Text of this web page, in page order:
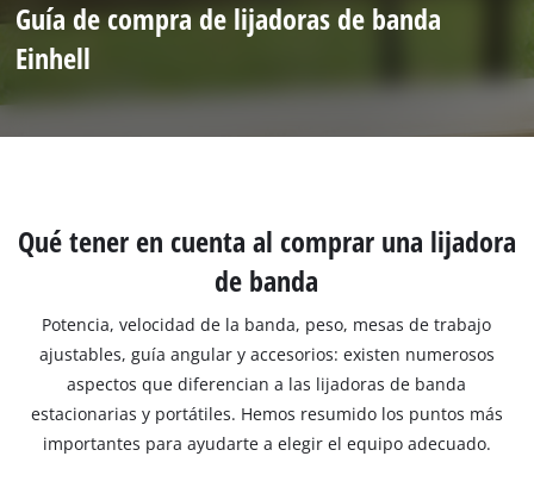
Guía de compra de lijadoras de banda
Einhell
Qué tener en cuenta al comprar una lijadora
de banda
Potencia, velocidad de la banda, peso, mesas de trabajo
ajustables, guía angular y accesorios: existen numerosos
aspectos que diferencian a las lijadoras de banda
estacionarias y portátiles. Hemos resumido los puntos más
importantes para ayudarte a elegir el equipo adecuado.